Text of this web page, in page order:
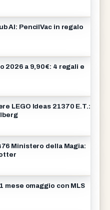
AI: PencilVac in regalo
2026 a 9,90€: 4 regali e
LEGO Ideas 21370 E.T.:
Ministero della Magia:
mese omaggio con MLS